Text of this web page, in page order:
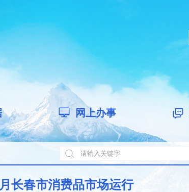
网上办事
长春市消费品市场运行